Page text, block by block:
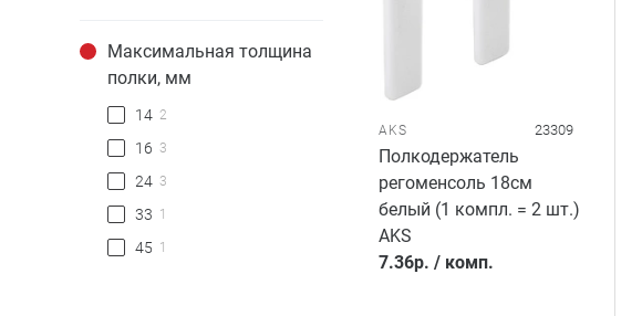
Максимальная толщина
полки, мм
14 2
16 3
24 3
33 1
45 1
AKS 23309
Полкодержатель
регоменсоль 18см
белый (1 компл. = 2 шт.)
AKS
7.36р. / комп.